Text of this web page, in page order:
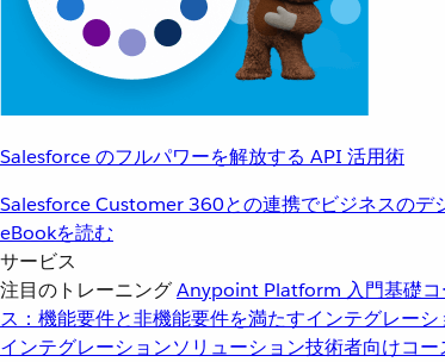
Salesforce のフルパワーを解放する API 活用術
Salesforce Customer 360との連携でビジネスのデ
eBookを読む
サービス
注目のトレーニングAnypoint Platform 入門基礎
ス：機能要件と非機能要件を満たすインテグレーシ
インテグレーションソリューション技術者向けコー